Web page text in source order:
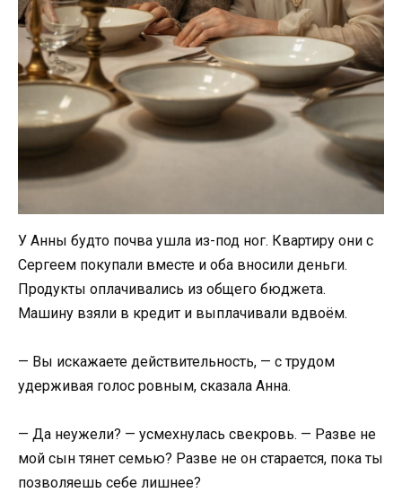
У Анны будто почва ушла из-под ног. Квартиру они с
Сергеем покупали вместе и оба вносили деньги.
Продукты оплачивались из общего бюджета.
Машину взяли в кредит и выплачивали вдвоём.
— Вы искажаете действительность, — с трудом
удерживая голос ровным, сказала Анна.
— Да неужели? — усмехнулась свекровь. — Разве не
мой сын тянет семью? Разве не он старается, пока ты
позволяешь себе лишнее?